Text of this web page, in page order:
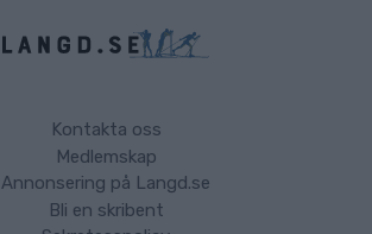
Kontakta oss
Medlemskap
Annonsering på Langd.se
Bli en skribent